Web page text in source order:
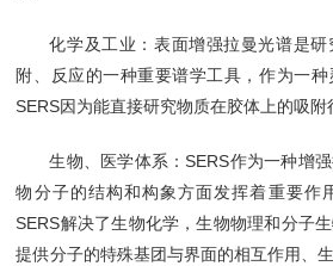
化学及工业：表面增强拉曼光谱是
附、反应的一种重要谱学工具，作为一种
SERS因为能直接研究物质在胶体上的吸附
生物、医学体系：SERS作为一种增
物分子的结构和构象方面发挥着重要作
SERS解决了生物化学，生物物理和分子
提供分子的特殊基团与界面的相互作用、